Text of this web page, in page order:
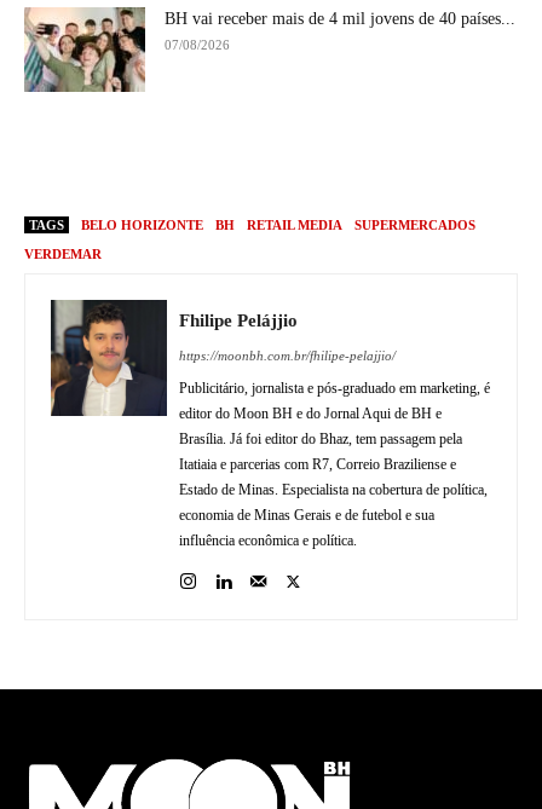
BH vai receber mais de 4 mil jovens de 40 países...
07/08/2026
TAGS BELO HORIZONTE BH RETAIL MEDIA
SUPERMERCADOS
VERDEMAR
Fhilipe Pelájjio
https://moonbh.com.br/fhilipe-pelajjio/
Publicitário, jornalista e pós-graduado em marketing, é
editor do Moon BH e do Jornal Aqui de BH e
Brasília. Já foi editor do Bhaz, tem passagem pela
Itatiaia e parcerias com R7, Correio Braziliense e
Estado de Minas. Especialista na cobertura de política,
economia de Minas Gerais e de futebol e sua
influência econômica e política.